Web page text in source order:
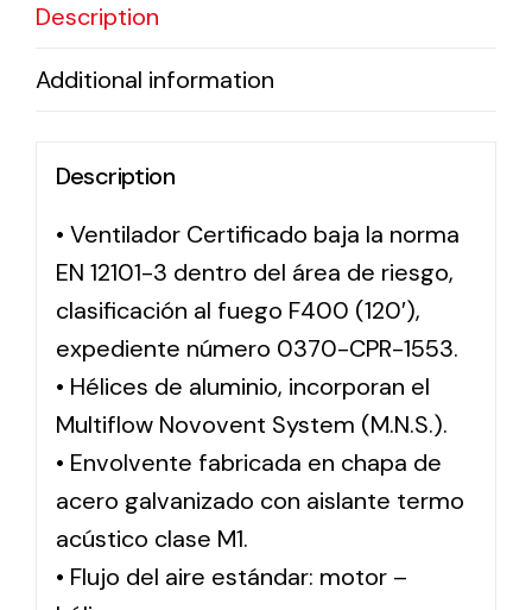
Description
Additional information
Description
• Ventilador Certificado baja la norma
EN 12101-3 dentro del área de riesgo,
clasificación al fuego F400 (120′),
expediente número 0370-CPR-1553.
• Hélices de aluminio, incorporan el
Multiflow Novovent System (M.N.S.).
• Envolvente fabricada en chapa de
acero galvanizado con aislante termo
acústico clase M1.
• Flujo del aire estándar: motor –